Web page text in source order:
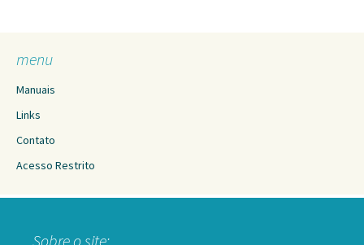
menu
Manuais
Links
Contato
Acesso Restrito
Sobre o site: